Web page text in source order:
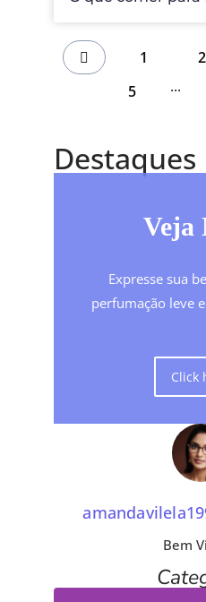
1 2
5
...
Destaques
Veja
Expresse sua
perfumação leve
Click
Bem